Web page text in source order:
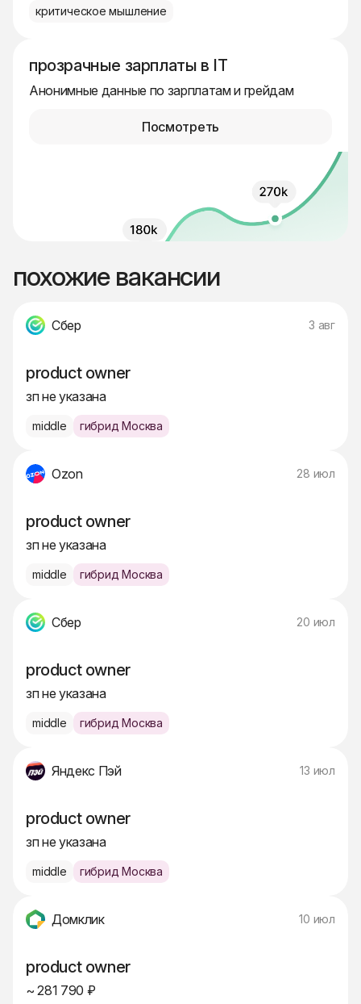
критическое мышление
прозрачные зарплаты в IT
Анонимные данные по зарплатам и грейдам
Посмотреть
похожие вакансии
Сбер 3 авг
product owner
зп не указана
middle гибрид Москва
Ozon 28 июл
product owner
зп не указана
middle гибрид Москва
Сбер 20 июл
product owner
зп не указана
middle гибрид Москва
Яндекс Пэй 13 июл
product owner
зп не указана
middle гибрид Москва
Домклик 10 июл
product owner
~ 281 790 ₽